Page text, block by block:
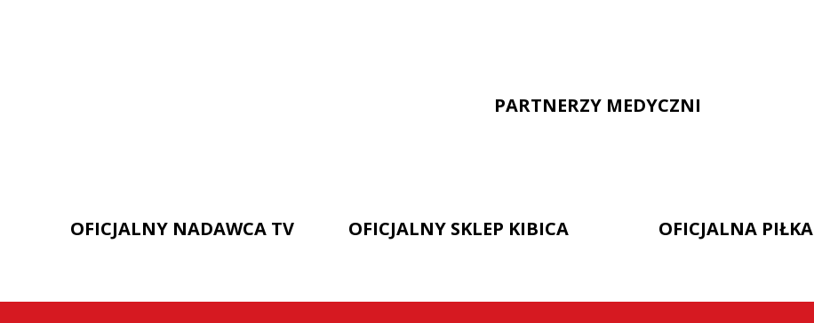
PARTNERZY MEDYCZNI
OFICJALNY NADAWCA TV OFICJALNY SKLEP KIBICA OFICJALNA PIŁKA